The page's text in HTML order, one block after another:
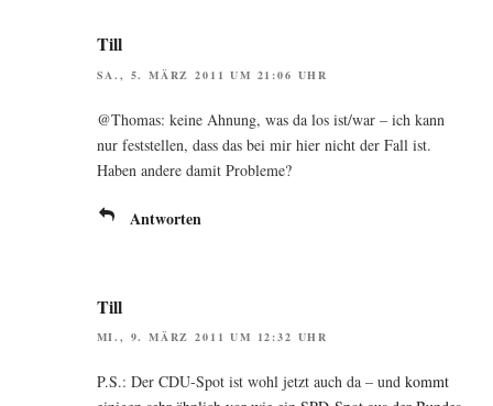
Till
SA., 5. MÄRZ 2011 UM 21:06 UHR
@Thomas: kei­ne Ahnung, was da los ist/war – ich kann
nur fest­stel­len, dass das bei mir hier nicht der Fall ist.
Haben ande­re damit Probleme?
Antworten
Till
MI., 9. MÄRZ 2011 UM 12:32 UHR
P.S.: Der CDU-Spot ist wohl jetzt auch da – und kommt